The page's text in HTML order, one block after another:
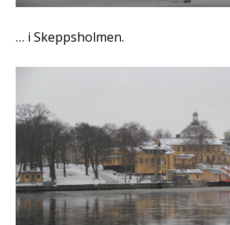
… i Skeppsholmen.